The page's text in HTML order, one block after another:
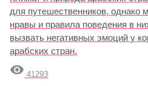
для путешественников, однако
нравы и правила поведения в
вызвать негативных эмоций у
арабских стран.
 41293